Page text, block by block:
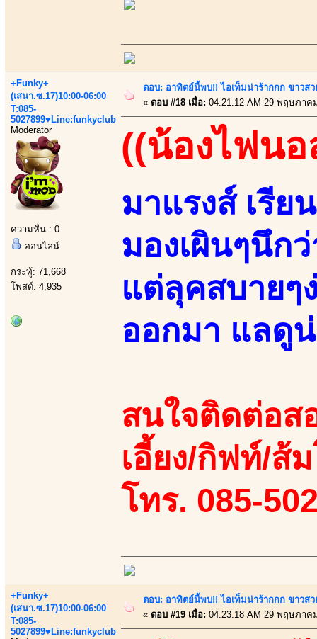
+Funky+
(เสนา.ซ.17)10:00-06:00
T:085-
5027899♥Line:funkyclub
Moderator
ความหื่น : 0
ออนไลน์
กระทู้: 71,668
โพสต์: 4,935
ตอบ: อาทิตย์นี้พบ!! ไอเท็มน่าร้ากกก ขาวส
« ตอบ #18 เมื่อ: 04:21:12 AM 29 พฤษภาค
((น้องไฟนอ
มาแรงส์ เรี
มองเผินๆนึก
แต่ลุคสบายๆ
ออกมา แลดู
สนใจติดต่อส
เอี้ยง/กิฟท์/ส้
โทร. 085-
+Funky+
(เสนา.ซ.17)10:00-06:00
T:085-
5027899♥Line:funkyclub
ตอบ: อาทิตย์นี้พบ!! ไอเท็มน่าร้ากกก ขาวส
« ตอบ #19 เมื่อ: 04:23:18 AM 29 พฤษภาค